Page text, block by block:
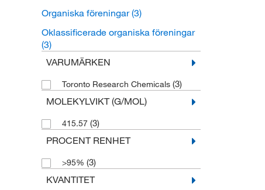
Organiska föreningar(3)
Oklassificerade organiska föreningar
(3)
VARUMÄRKEN
Toronto Research Chemicals (3)
MOLEKYLVIKT (G/MOL)
415.57 (3)
PROCENT RENHET
>95% (3)
KVANTITET